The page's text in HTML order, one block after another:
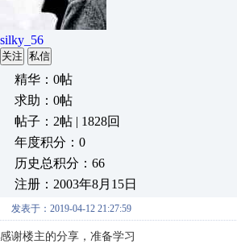
silky_56
关注 私信
精华：0帖
求助：0帖
帖子：2帖 | 1828回
年度积分：0
历史总积分：66
注册：2003年8月15日
发表于：2019-04-12 21:27:59
感谢楼主的分享，准备学习